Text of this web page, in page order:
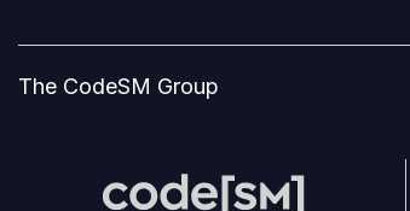
The CodeSM Group